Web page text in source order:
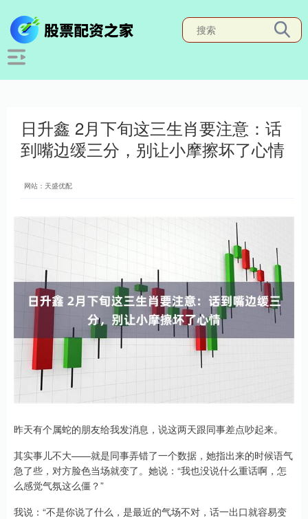
日升鑫 2月下旬这三生肖要注意：话
到嘴边缓三分，别让小摩擦坏了心情
网站：天盛优配
昨天有个属蛇的朋友给我发消息，说这两天跟同事差点吵起来。
其实事儿不大——就是同事弄错了一个数据，她指出来的时候语气
急了些，对方脸色当场就变了。她说：“我也没说什么重话啊，怎
么感觉气氛这么僵？”
我说：“不是你说了什么，是最近的气场不对，话一出口就容易变